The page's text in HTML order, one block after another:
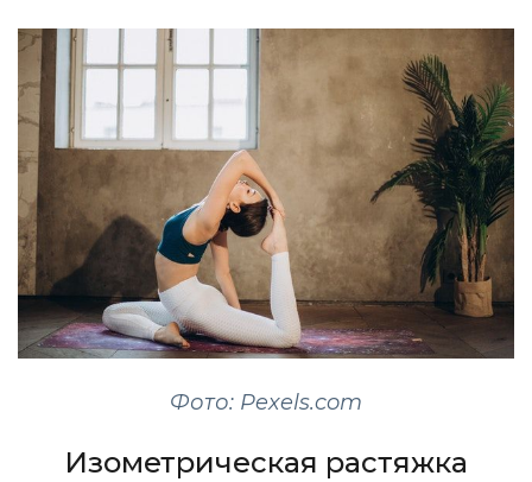
Фото: Pexels.com
Изометрическая растяжка